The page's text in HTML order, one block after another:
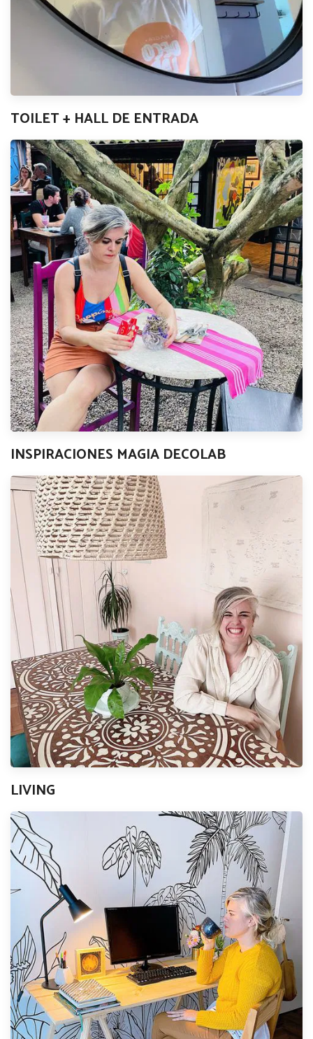
TOILET + HALL DE ENTRADA
INSPIRACIONES MAGIA DECOLAB
LIVING